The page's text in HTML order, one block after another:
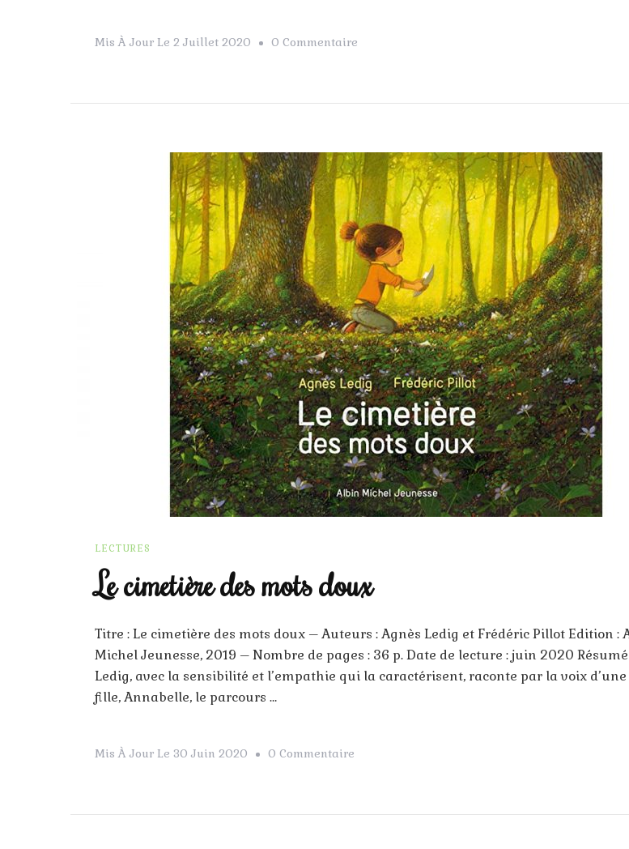
Mis À Jour Le 2 Juillet 2020 0 Commentaire
Pour
Le
Challenge
Des
4
Maisons
LECTURES
Le cimetière des mots doux
Titre : Le cimetière des mots doux – Auteurs : Agnès Ledig et Frédéric Pillot Edition :
Michel Jeunesse, 2019 – Nombre de pages : 36 p. Date de lecture : juin 2020
Ledig, avec la sensibilité et l’empathie qui la caractérisent, raconte par la voix
fille, Annabelle, le parcours …
Mis À Jour Le 30 Juin 2020 0 Commentaire